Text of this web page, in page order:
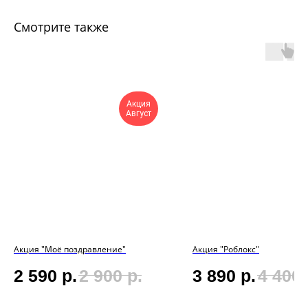
Смотрите также
Акция
Август
Акция "Моё поздравление"
2 590 р.2 900 р.
Акция "Роблокс"
3 890 р.4 400